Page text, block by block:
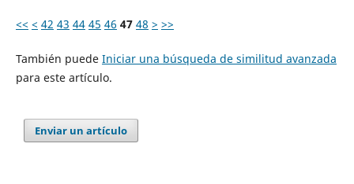
<< < 42 43 44 45 46 47 48 > >>
También puede Iniciar una búsqueda de similitud avanzada
para este artículo.
Enviar un artículo